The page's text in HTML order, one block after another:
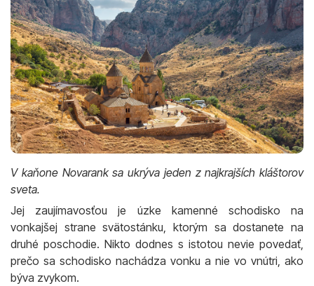
V kaňone Novarank sa ukrýva jeden z najkrajších kláštorov
sveta.
Jej zaujímavosťou je úzke kamenné schodisko na
vonkajšej strane svätostánku, ktorým sa dostanete na
druhé poschodie. Nikto dodnes s istotou nevie povedať,
prečo sa schodisko nachádza vonku a nie vo vnútri, ako
býva zvykom.